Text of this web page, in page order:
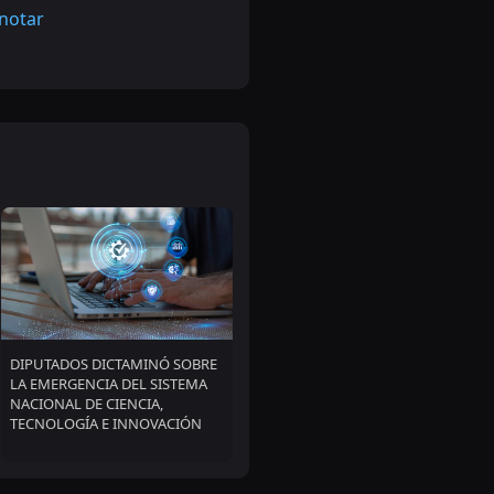
DIPUTADOS DICTAMINÓ SOBRE
LA EMERGENCIA DEL SISTEMA
NACIONAL DE CIENCIA,
TECNOLOGÍA E INNOVACIÓN